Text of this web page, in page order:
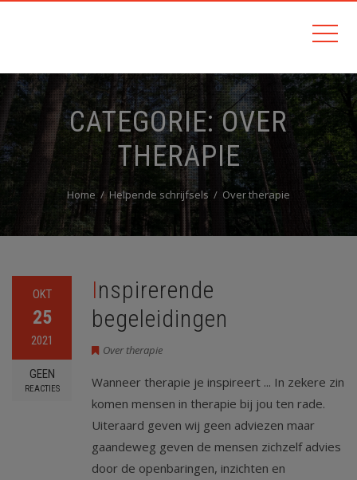
CATEGORIE:OVER
THERAPIE
Home Helpende schrijfsels Over therapie
OKT
25
2021
GEEN
REACTIES
Inspirerende
begeleidingen
Over therapie
Wanneer therapie je inspireert ... In zekere zin
komen mensen in therapie bij jou ten rade.
Uiteraard geven wij geen adviezen maar
gaandeweg geven de mensen zichzelf advies
door de openbaringen, inzichten en